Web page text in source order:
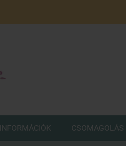
INFORMÁCIÓK CSOMAGOLÁS